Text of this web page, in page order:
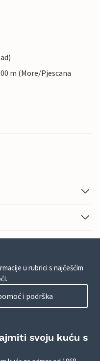
m (More/Pjescana
u rubrici s najčešćim
i podrška
svoju kuću s